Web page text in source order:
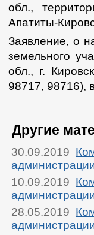
обл.,
Апатиты-
Заявление, о
земельного
обл., г.
98717, 98716),
Другие
30.09.2019
10.09.2019
28.05.2019